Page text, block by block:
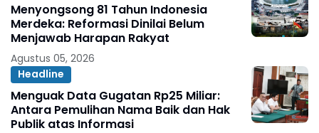
Menyongsong 81 Tahun Indonesia
Merdeka: Reformasi Dinilai Belum
Menjawab Harapan Rakyat
Agustus 05, 2026
Headline
Menguak Data Gugatan Rp25 Miliar:
Antara Pemulihan Nama Baik dan Hak
Publik atas Informasi